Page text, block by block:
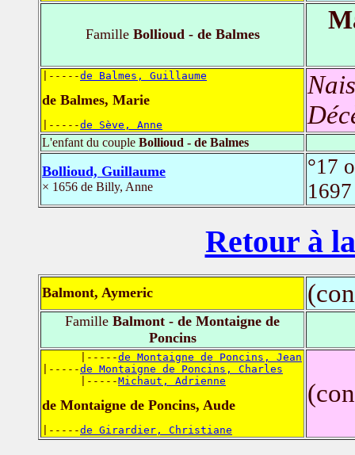
FamilleBollioud - de Balmes
|-----de Balmes, Guillaume
de Balmes, Marie
|-----de Sève, Anne
L'enfant du couple Bollioud - de Balmes
Bollioud, Guillaume
× 1656 de Billy, Anne
°17
Retour à
Balmont, Aymeric
Famille Balmont - de Montaigne de
Poncins
      |-----
de Montaigne de Poncins, Jean
|-----de Montaigne de Poncins, Charles
      |-----
Michaut, Adrienne
de Montaigne de Poncins, Aude
|-----de Girardier, Christiane